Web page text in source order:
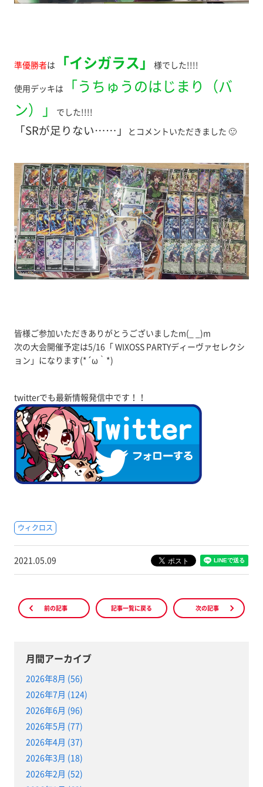
準優勝者は 「イシガラス」
様でした!!!!
使用デッキは
「うちゅうのはじまり（バ
ン）」
でした!!!!
「SRが足りない……」 とコメントいただきました 🙂
皆様ご参加いただきありがとうございましたm(_ _)m
次の大会開催予定は5/16「 WIXOSS PARTYディーヴァセレクシ
ョン」になります(*´ω｀*)
twitterでも最新情報発信中です！！
ウィクロス
2021.05.09
前の記事 記事一覧に戻る 次の記事
月間アーカイブ
2026年8月 (56)
2026年7月 (124)
2026年6月 (96)
2026年5月 (77)
2026年4月 (37)
2026年3月 (18)
2026年2月 (52)